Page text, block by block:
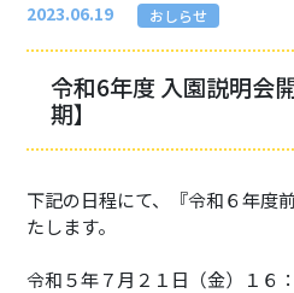
施設開放のご案内
2023.06.19 おしらせ
令和6年度 入園説明会
期】
下記の日程にて、『令和６年度
たします。
令和５年７月２１日（金）１６